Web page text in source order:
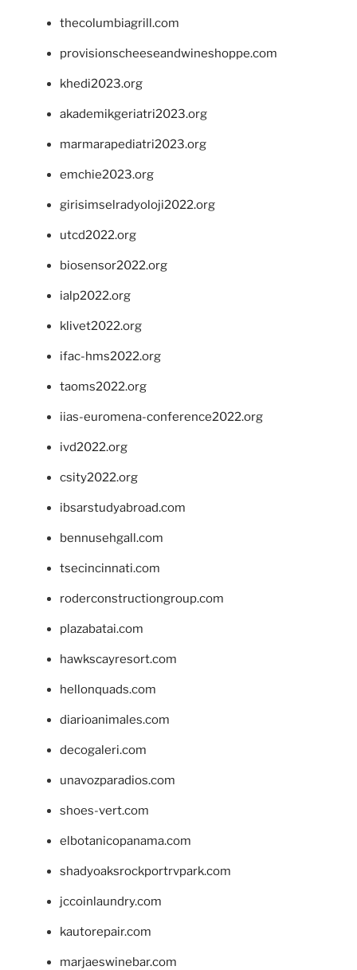
thecolumbiagrill.com
provisionscheeseandwineshoppe.com
khedi2023.org
akademikgeriatri2023.org
marmarapediatri2023.org
emchie2023.org
girisimselradyoloji2022.org
utcd2022.org
biosensor2022.org
ialp2022.org
klivet2022.org
ifac-hms2022.org
taoms2022.org
iias-euromena-conference2022.org
ivd2022.org
csity2022.org
ibsarstudyabroad.com
bennusehgall.com
tsecincinnati.com
roderconstructiongroup.com
plazabatai.com
hawkscayresort.com
hellonquads.com
diarioanimales.com
decogaleri.com
unavozparadios.com
shoes-vert.com
elbotanicopanama.com
shadyoaksrockportrvpark.com
jccoinlaundry.com
kautorepair.com
marjaeswinebar.com